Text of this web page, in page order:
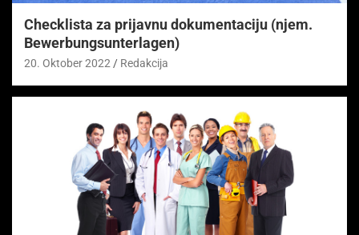
Checklista za prijavnu dokumentaciju (njem.
Bewerbungsunterlagen)
20. Oktober 2022 Redakcija